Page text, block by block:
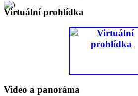
Virtuální prohlídka
Video a panoráma